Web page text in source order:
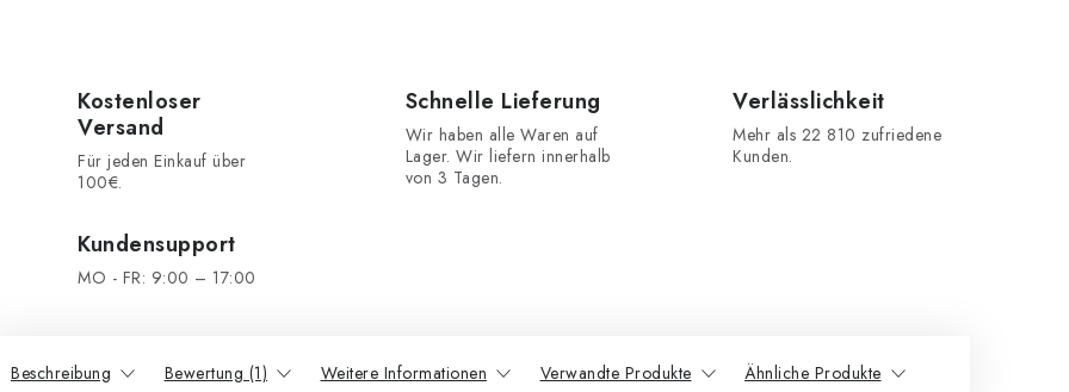
Kostenloser
Versand
Für jeden Einkauf über
100€.
Schnelle Lieferung
Wir haben alle Waren auf
Lager. Wir liefern innerhalb
von 3 Tagen.
Verlässlichkeit
Mehr als 22 810 zufriedene
Kunden.
Kundensupport
MO - FR: 9:00 – 17:00
Beschreibung Bewertung (1) Weitere Informationen Verwandte Produkte Ähnliche Produkte